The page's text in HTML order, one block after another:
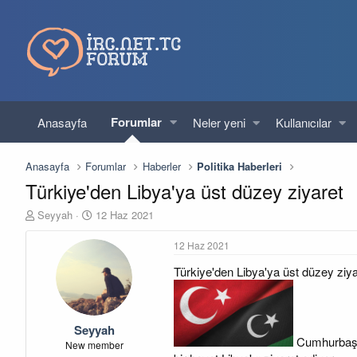
Anasayfa Forumlar Neler yeni Kullanıcılar
Anasayfa Forumlar Haberler Politika Haberleri
Türkiye'den Libya'ya üst düzey ziyaret
K
Seyyah
B
ş
g
ı
ç
t
12 Haz 2021
Seyyah
New member
12 Haz 2021
Türkiye'den Libya'ya üst düzey